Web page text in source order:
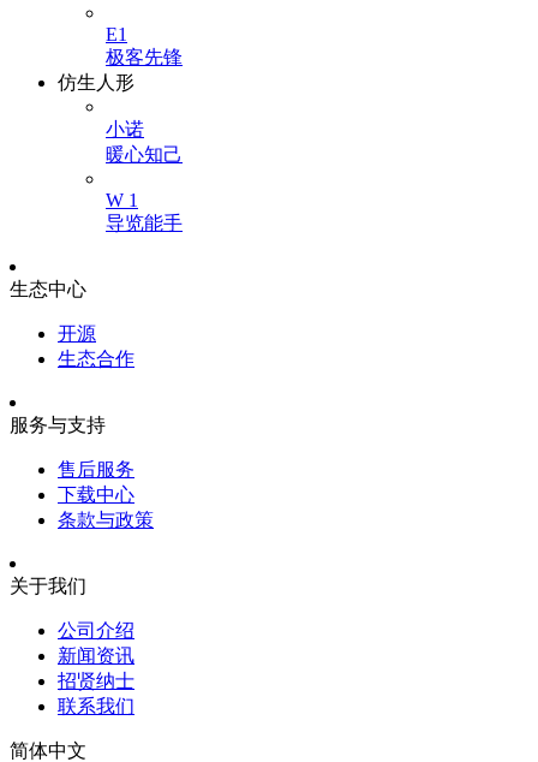
E1
极客先锋
仿生人形
小诺
暖心知己
W 1
导览能手
生态中心
开源
生态合作
服务与支持
售后服务
下载中心
条款与政策
关于我们
公司介绍
新闻资讯
招贤纳士
联系我们
简体中文